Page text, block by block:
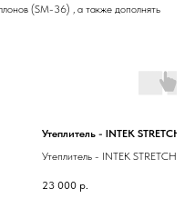
(SM-36) , а также дополнять
Утеплитель - INTEK STRETCH
Утеплитель - INTEK STRETCH
23 000 р.